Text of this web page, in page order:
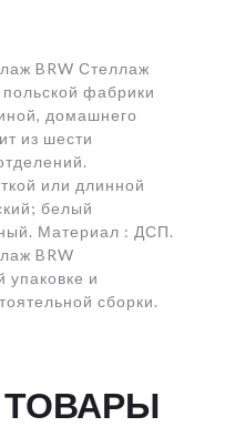
BRW Стеллаж
фабрики
домашнего
из шести
или длинной
белый
Материал : ДСП.
BRW
упаковке и
сборки.